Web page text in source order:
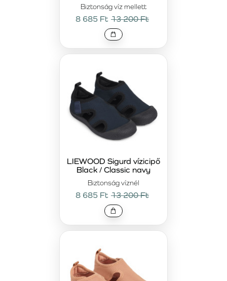
Biztonság víz mellett
8 685 Ft 13 200 Ft
Biztonság víznél
LIEWOOD Sigurd vízicipő
Black / Classic navy
8 685 Ft 13 200 Ft